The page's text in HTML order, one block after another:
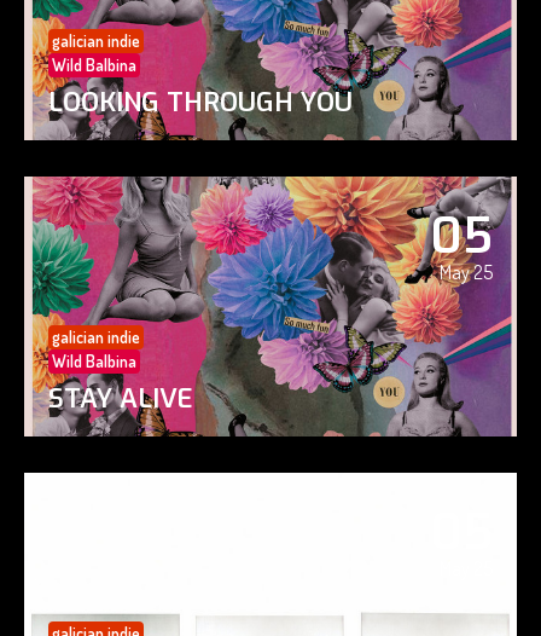
galician indie
Wild Balbina
LOOKING THROUGH YOU
05
May 25
galician indie
Wild Balbina
STAY ALIVE